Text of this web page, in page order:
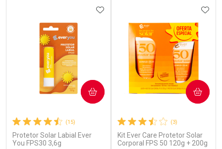
(15)
Protetor Solar Labial Ever
You FPS30 3,6g
ADICIONAR AOS FAVORITOS
COMPRAR
(3)
Kit Ever Care Protetor Solar
Corporal FPS 50 120g + 200g
COMPRAR